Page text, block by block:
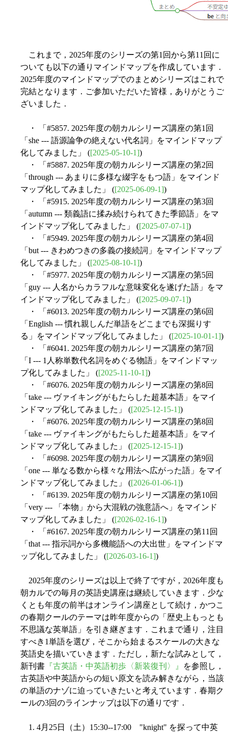
これまで，2025年度のシリーズの第1回から第11回に
ついても以下の通りマインドマップを作成しています．
2025年度のマインドマップでのまとめシリーズはこれで
完結となります．ご参加いただいた皆様，ありがとうご
ざいました．
・ 「#5857. 2025年度の朝カルシリーズ講座の第1回
「she --- 語源論争の絶えない代名詞」をマインドマップ
化してみました」 ([2025-05-10-1])
・ 「#5887. 2025年度の朝カルシリーズ講座の第2回
「through --- あまりに多様な綴字をもつ語」をマインド
マップ化してみました」 ([2025-06-09-1])
・ 「#5915. 2025年度の朝カルシリーズ講座の第3回
「autumn --- 類義語に揉み続けられてきた季節語」をマ
インドマップ化してみました」 ([2025-07-07-1])
・ 「#5949. 2025年度の朝カルシリーズ講座の第4回
「but --- きわめつきの多義の接続詞」をマインドマップ
化してみました」 ([2025-08-10-1])
・ 「#5977. 2025年度の朝カルシリーズ講座の第5回
「guy --- 人名からカラフルな意味変化を遂げた語」をマ
インドマップ化してみました」 ([2025-09-07-1])
・ 「#6013. 2025年度の朝カルシリーズ講座の第6回
「English --- 慣れ親しんだ単語をどこまでも深掘りす
る」をマインドマップ化してみました」 ([2025-10-01-1])
・ 「#6041. 2025年度の朝カルシリーズ講座の第7回
「I --- 1人称単数代名詞をめぐる物語」をマインドマッ
プ化してみました」 ([2025-11-10-1])
・ 「#6076. 2025年度の朝カルシリーズ講座の第8回
「take --- ヴァイキングがもたらした超基本語」をマイ
ンドマップ化してみました」 ([2025-12-15-1])
・ 「#6076. 2025年度の朝カルシリーズ講座の第8回
「take --- ヴァイキングがもたらした超基本語」をマイ
ンドマップ化してみました」 ([2025-12-15-1])
・ 「#6098. 2025年度の朝カルシリーズ講座の第9回
「one --- 単なる数から様々な用法へ広がった語」をマイ
ンドマップ化してみました」 ([2026-01-06-1])
・ 「#6139. 2025年度の朝カルシリーズ講座の第10回
「very --- 「本物」から大混戦の強意語へ」をマインド
マップ化してみました」 ([2026-02-16-1])
・ 「#6167. 2025年度の朝カルシリーズ講座の第11回
「that --- 指示詞から多機能語への大出世」をマインドマ
ップ化してみました」 ([2026-03-16-1])
2025年度のシリーズは以上で終了ですが，2026年度も
朝カルでの毎月の英語史講座は継続していきます．少な
くとも年度の前半はオンライン講座として続け，かつこ
の春期クールのテーマは昨年度からの「歴史上もっとも
不思議な英単語」を引き継ぎます．これまで通り，注目
すべき1単語を選び，そこから始まるスケールの大きな
英語史を描いていきます．ただし，新たな試みとして，
新刊書 『古英語・中英語初歩〈新装復刊〉』
を参照し，
古英語や中英語からの短い原文を読み解きながら，当該
の単語のナゾに迫っていきたいと考えています．春期ク
ールの3回のラインナップは以下の通りです．
1. 4月25日（土）15:30--17:00 "knight" を探って中英